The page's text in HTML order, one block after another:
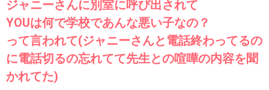
ジャニーさんに別室に呼び出されて
YOUは何で学校であんな悪い子なの？
って言われて(ジャニーさんと電話終わってるの
に電話切るの忘れてて先生との喧嘩の内容を聞
かれてた)